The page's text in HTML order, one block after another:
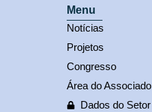
Menu
Notícias
Projetos
Congresso
Área do Associado
Dados do Setor